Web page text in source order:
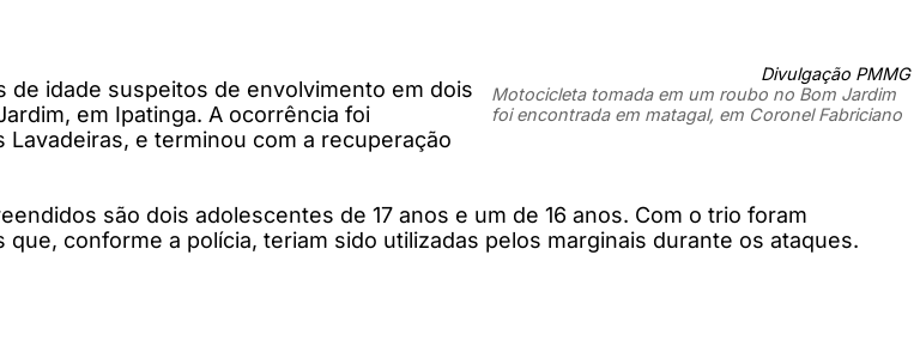
Divulgação PMMG
Motocicleta tomada em um roubo no Bom Jardim
foi encontrada em matagal, em Coronel Fabriciano
de idade suspeitos de envolvimento em dois
em Ipatinga. A ocorrência foi
Lavadeiras, e terminou com a recuperação
são dois adolescentes de 17 anos e um de 16 anos. Com o trio foram
conforme a polícia, teriam sido utilizadas pelos marginais durante os ataques.